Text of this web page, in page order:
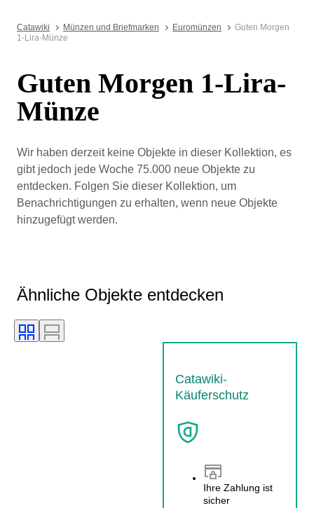
Catawiki Münzen und Briefmarken Euromünzen
Guten Morgen
1-Lira-Münze
Guten Morgen 1-Lira-
Münze
Wir haben derzeit keine Objekte in dieser Kollektion, es
gibt jedoch jede Woche 75.000 neue Objekte zu
entdecken. Folgen Sie dieser Kollektion, um
Benachrichtigungen zu erhalten, wenn neue Objekte
hinzugefügt werden.
Ähnliche Objekte entdecken
Catawiki-
Käuferschutz
Ihre Zahlung ist
sicher